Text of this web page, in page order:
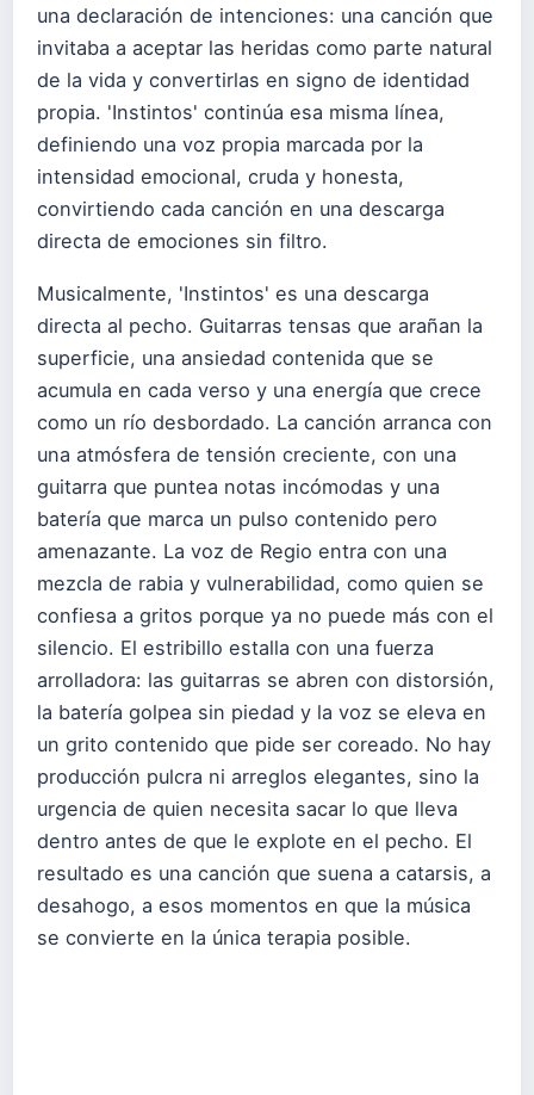
una declaración de intenciones: una canción que
invitaba a aceptar las heridas como parte natural
de la vida y convertirlas en signo de identidad
propia. 'Instintos' continúa esa misma línea,
definiendo una voz propia marcada por la
intensidad emocional, cruda y honesta,
convirtiendo cada canción en una descarga
directa de emociones sin filtro.
Musicalmente, 'Instintos' es una descarga
directa al pecho. Guitarras tensas que arañan la
superficie, una ansiedad contenida que se
acumula en cada verso y una energía que crece
como un río desbordado. La canción arranca con
una atmósfera de tensión creciente, con una
guitarra que puntea notas incómodas y una
batería que marca un pulso contenido pero
amenazante. La voz de Regio entra con una
mezcla de rabia y vulnerabilidad, como quien se
confiesa a gritos porque ya no puede más con el
silencio. El estribillo estalla con una fuerza
arrolladora: las guitarras se abren con distorsión,
la batería golpea sin piedad y la voz se eleva en
un grito contenido que pide ser coreado. No hay
producción pulcra ni arreglos elegantes, sino la
urgencia de quien necesita sacar lo que lleva
dentro antes de que le explote en el pecho. El
resultado es una canción que suena a catarsis, a
desahogo, a esos momentos en que la música
se convierte en la única terapia posible.